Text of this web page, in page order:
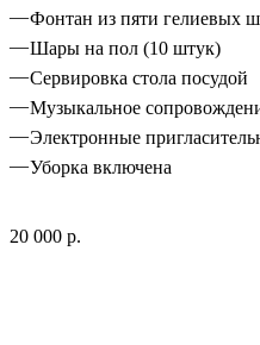
Фонтан из пяти гелиевых
Шары на пол (10 штук)
Сервировка стола посудой
Музыкальное
Электронные
Уборка включена
20 000 р.